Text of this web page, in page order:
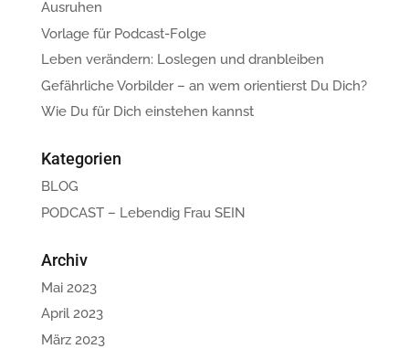
Ausruhen
Vorlage für Podcast-Folge
Leben verändern: Loslegen und dranbleiben
Gefährliche Vorbilder – an wem orientierst Du Dich?
Wie Du für Dich einstehen kannst
Kategorien
BLOG
PODCAST – Lebendig Frau SEIN
Archiv
Mai 2023
April 2023
März 2023